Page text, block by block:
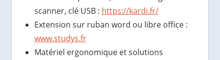
scanner, clé USB : https://kardi.fr/
Extension sur ruban word ou libre office :
www.studys.fr
Matériel ergonomique et solutions